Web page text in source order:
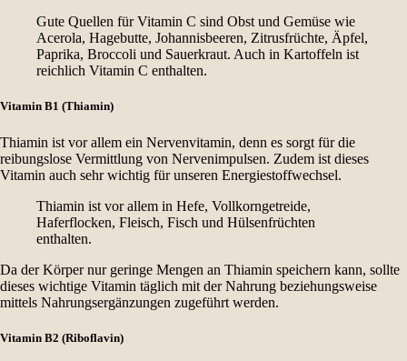
Gute Quellen für Vitamin C sind Obst und Gemüse wie
Acerola, Hagebutte, Johannisbeeren, Zitrusfrüchte, Äpfel,
Paprika, Broccoli und Sauerkraut. Auch in Kartoffeln ist
reichlich Vitamin C enthalten.
Vitamin B1 (Thiamin)
Thiamin ist vor allem ein Nervenvitamin, denn es sorgt für die
reibungslose Vermittlung von Nervenimpulsen. Zudem ist dieses
Vitamin auch sehr wichtig für unseren Energiestoffwechsel.
Thiamin ist vor allem in Hefe, Vollkorngetreide,
Haferflocken, Fleisch, Fisch und Hülsenfrüchten
enthalten.
Da der Körper nur geringe Mengen an Thiamin speichern kann, sollte
dieses wichtige Vitamin täglich mit der Nahrung beziehungsweise
mittels Nahrungsergänzungen zugeführt werden.
Vitamin B2 (Riboflavin)